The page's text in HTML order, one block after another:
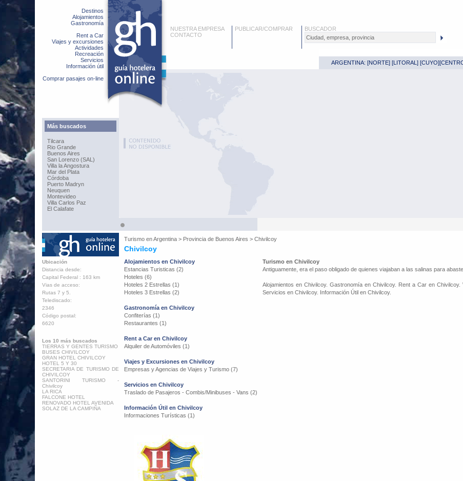
Destinos
Alojamientos
Gastronomía
Rent a Car
Viajes y excursiones
Actividades
Recreación
Servicios
Información útil
Comprar pasajes on-line
Más buscados
Tilcara
Rio Grande
Buenos Aires
San Lorenzo (SAL)
Villa la Angostura
Mar del Plata
Córdoba
Puerto Madryn
Neuquen
Montevideo
Villa Carlos Paz
El Calafate
NUESTRA EMPRESA
CONTACTO
PUBLICAR/COMPRAR BUSCADOR
ARGENTINA: [NORTE] [LITORAL ] [CUYO][
Turismo enArgentina > Provincia de Buenos Aires > Chivilcoy
Chivilcoy
Ubicación
Distancia desde:
Capital Federal : 163 km
Vias de acceso:
Rutas 7 y 5.
Telediscado:
2346
Código postal:
6620
Los 10 más buscados
TIERRAS Y GENTES TURISMO
BUSES CHIVILCOY
GRAN HOTEL CHIVILCOY
HOTEL 5 Y 30
SECRETARIA DE TURISMO DE
CHIVILCOY
SANTORINI TURISMO -
Chivilcoy
LA RICA
FALCONE HOTEL
RENOVADO HOTEL AVENIDA
SOLAZ DE LA CAMPIÑA
Alojamientos en Chivilcoy
Estancias Turisticas (2)
Hoteles (6)
Hoteles 2 Estrellas (1)
Hoteles 3 Estrellas (2)
Gastronomía en Chivilcoy
Confiterías (1)
Restaurantes (1)
Rent a Car en Chivilcoy
Alquiler de Automóviles (1)
Viajes y Excursiones en Chivilcoy
Empresas y Agencias de Viajes y Turismo (7)
Servicios en Chivilcoy
Traslado de Pasajeros - Combis/Minibuses - Vans (2)
Información Útil en Chivilcoy
Informaciones Turísticas (1)
Turismo en Chivilcoy
Antiguamente, era el paso obligado de quienes viajaban a las salinas para
Alojamientos en Chivilcoy. Gastronomía en Chivilcoy. Rent a Car en
Servicios en Chivilcoy. Información Útil en Chivilcoy.